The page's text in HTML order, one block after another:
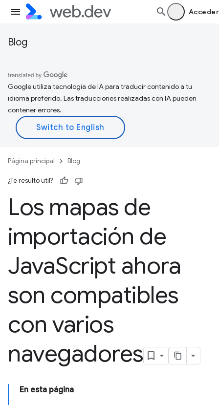
Acceder
Blog
Google utiliza tecnología de IA para traducir contenido a tu
idioma preferido. Las traducciones realizadas con IA pueden
contener errores.
Página principal Blog
¿Te resultó útil?
Los mapas de
importación de
JavaScript ahora
son compatibles
con varios
navegadores
En esta página